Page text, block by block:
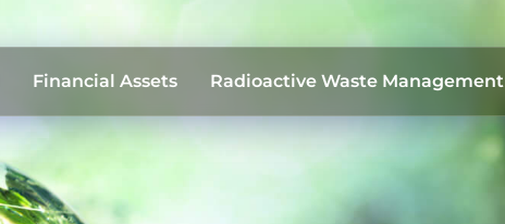
Financial Assets Radioactive Waste Management